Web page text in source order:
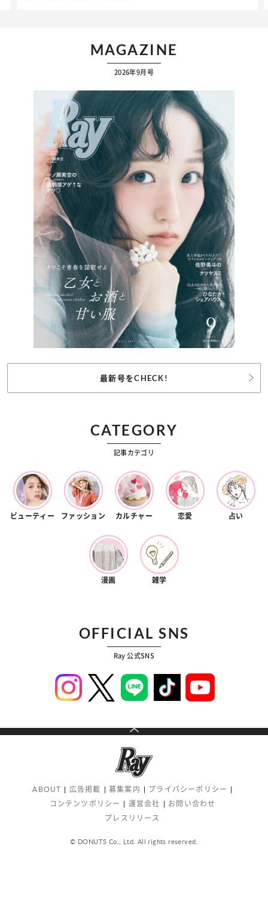
MAGAZINE
2026年9月号
最新号をCHECK!
CATEGORY
記事カテゴリ
ビューティー ファッション カルチャー 恋愛 占い
漫画 雑学
OFFICIAL SNS
Ray 公式SNS
ABOUT 広告掲載 募集案内
プライバシーポリシー
コンテンツポリシー
運営会社
お問い合わせ
プレスリリース
© DONUTS Co., Ltd. All rights reserved.